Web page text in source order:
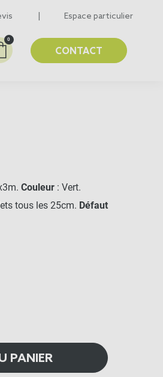
Espace particulier
0
CONTACT
Couleur : Vert.
tous les 25cm. Défaut
PANIER